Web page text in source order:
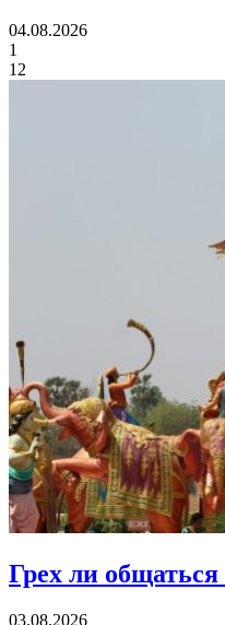
04.08.2026
1
12
Грех ли
03.08.2026